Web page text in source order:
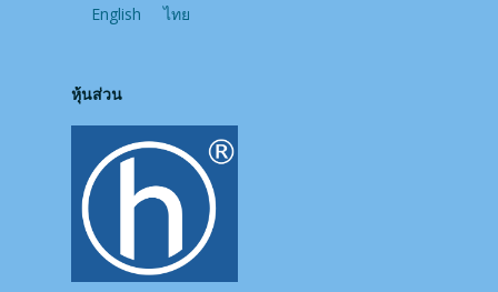
English ไทย
หุ้นส่วน